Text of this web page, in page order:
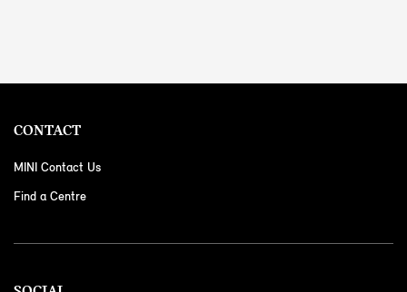
CONTACT
MINI Contact Us
Find a Centre